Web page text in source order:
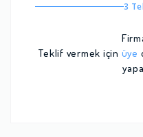
3
Teklif vermek için üye